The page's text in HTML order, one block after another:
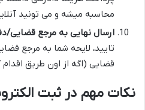
محاسبه میشه و می تونید
ارسال نهایی به مرجع قضایی/
تایید، لایحه شما به مرجع
قضایی (اگه از اون طریق
نکات مهم در ثبت